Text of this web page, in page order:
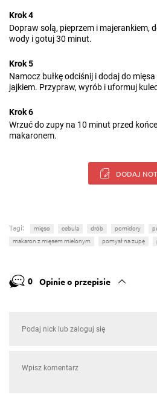
Krok 4
Dopraw solą, pieprzem i majerankiem,
wody i gotuj 30 minut.
Krok 5
Namocz bułkę odciśnij i dodaj do
jajkiem. Przypraw, wyrób i uformuj
Krok 6
Wrzuć do zupy na 10 minut przed
makaronem.
DODAJ
Tagi: mięso cebula drób pomidory
makaron z mięsem mielonym
pomysł na zupę
0 Opinie o przepisie